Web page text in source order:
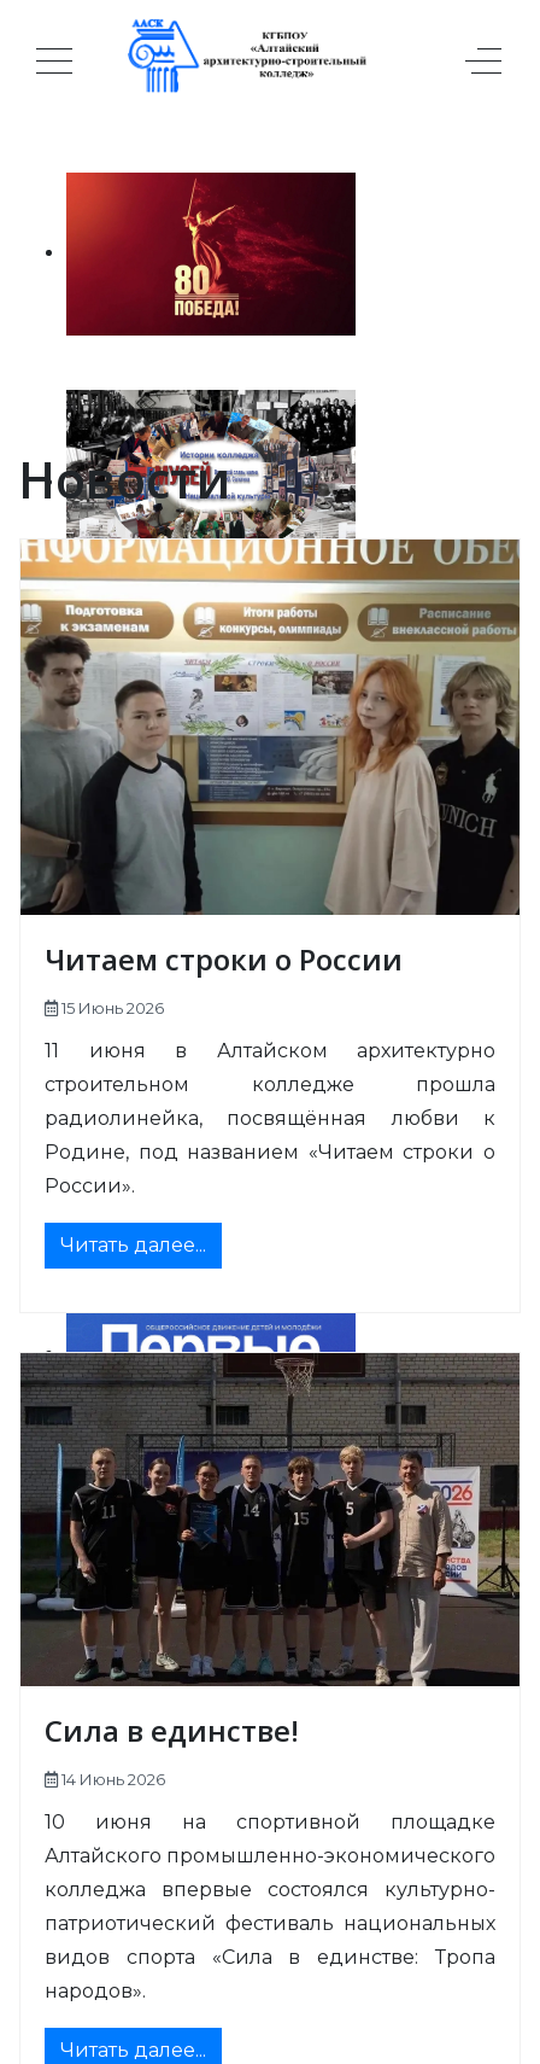
Новости
Читаем строки о России
15 Июнь 2026
11 июня в Алтайском архитектурно
строительном колледже прошла
радиолинейка, посвящённая любви к
Родине, под названием «Читаем строки о
России».
Читать далее...
Сила в единстве!
14 Июнь 2026
10 июня на спортивной площадке
Алтайского промышленно-экономического
колледжа впервые состоялся культурно-
патриотический фестиваль национальных
видов спорта «Сила в единстве: Тропа
народов».
Читать далее...